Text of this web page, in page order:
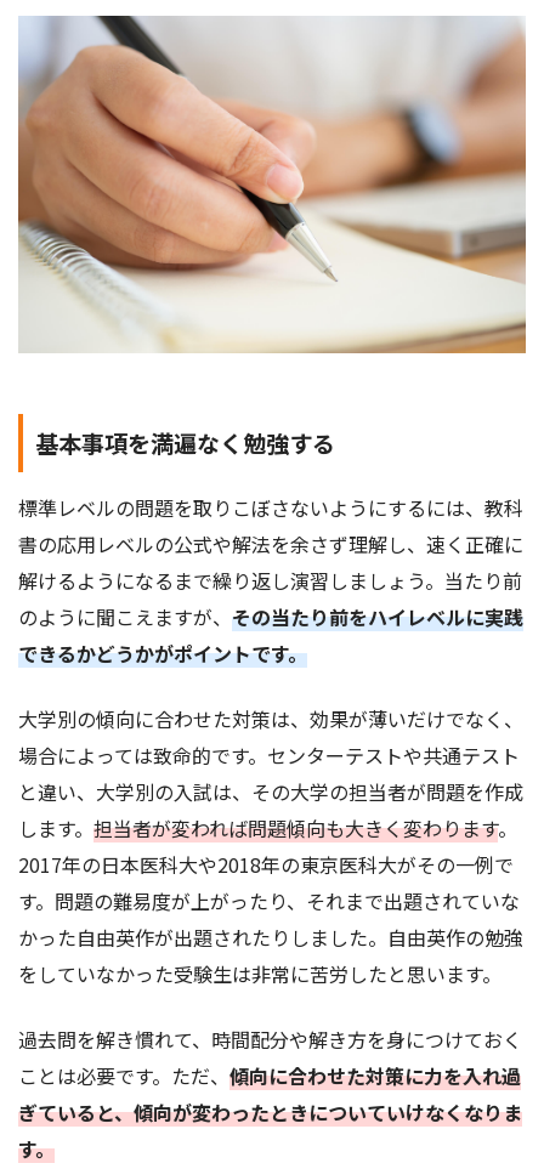
基本事項を満遍なく勉強する
標準レベルの問題を取りこぼさないようにするには、教科
書の応用レベルの公式や解法を余さず理解し、速く正確に
解けるようになるまで繰り返し演習しましょう。当たり前
のように聞こえますが、 その当たり前をハイレベルに実践
できるかどうかがポイントです。
大学別の傾向に合わせた対策は、効果が薄いだけでなく、
場合によっては致命的です。センターテストや共通テスト
と違い、大学別の入試は、その大学の担当者が問題を作成
します。 担当者が変われば問題傾向も大きく変わります。
2017年の日本医科大や2018年の東京医科大がその一例で
す。問題の難易度が上がったり、それまで出題されていな
かった自由英作が出題されたりしました。自由英作の勉強
をしていなかった受験生は非常に苦労したと思います。
過去問を解き慣れて、時間配分や解き方を身につけておく
ことは必要です。ただ、 傾向に合わせた対策に力を入れ過
ぎていると、傾向が変わったときについていけなくなりま
す。